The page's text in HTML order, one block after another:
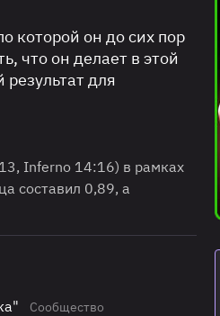
которой он до сих пор
что он делает в этой
для
Inferno 14:16) в рамках
составил 0,89, а
Сообщество